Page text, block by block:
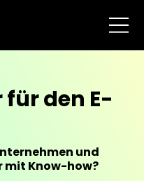
den E-
und
mit Know-how?